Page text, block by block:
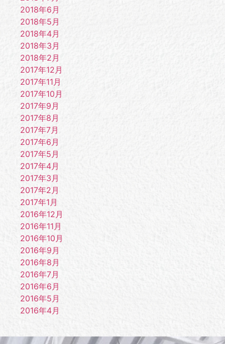
2018年6月
2018年5月
2018年4月
2018年3月
2018年2月
2017年12月
2017年11月
2017年10月
2017年9月
2017年8月
2017年7月
2017年6月
2017年5月
2017年4月
2017年3月
2017年2月
2017年1月
2016年12月
2016年11月
2016年10月
2016年9月
2016年8月
2016年7月
2016年6月
2016年5月
2016年4月